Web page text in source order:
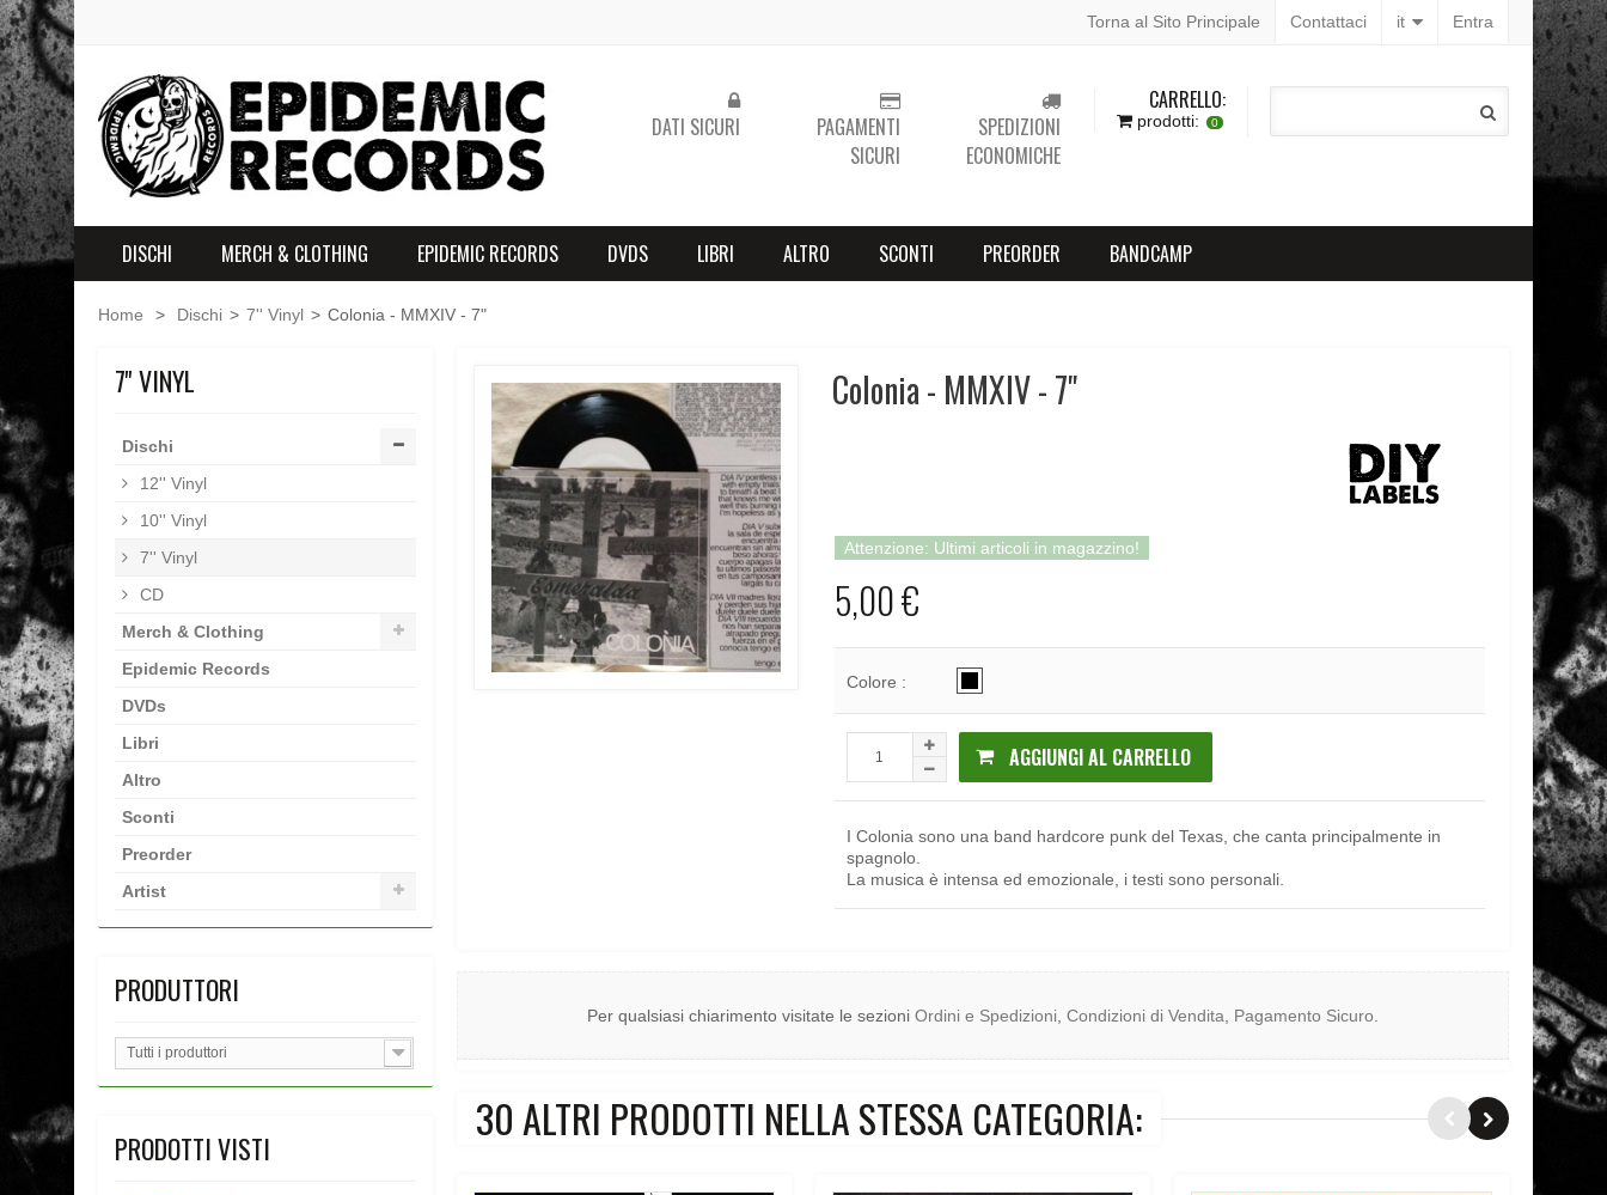
Entra
it
Contattaci
Torna al Sito Principale
CARRELLO:
prodotti: 0
DATI SICURI
PAGAMENTI
SICURI
SPEDIZIONI
ECONOMICHE
DISCHI MERCH & CLOTHING EPIDEMIC RECORDS DVDS LIBRI ALTRO SCONTI PREORDER BANDCAMP
Home > Dischi > 7'' Vinyl > Colonia - MMXIV - 7"
7'' VINYL
Dischi
12'' Vinyl
10'' Vinyl
7'' Vinyl
CD
Merch & Clothing
Epidemic Records
DVDs
Libri
Altro
Sconti
Preorder
Artist
PRODUTTORI
Tutti i produttori
PRODOTTI VISTI
Colonia - MMXIV - 7"
Attenzione: Ultimi articoli in magazzino!
5,00 €
Colore :
AGGIUNGI AL CARRELLO
I Colonia sono una band hardcore punk del Texas, che canta principalmente in
spagnolo.
La musica è intensa ed emozionale, i testi sono personali.
Per qualsiasi chiarimento visitate le sezioni Ordini e Spedizioni, Condizioni di Vendita, Pagamento Sicuro.
30 ALTRI PRODOTTI NELLA STESSA CATEGORIA: